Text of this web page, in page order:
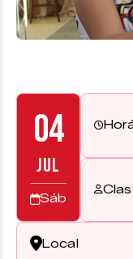
04
JUL
Sáb
Local